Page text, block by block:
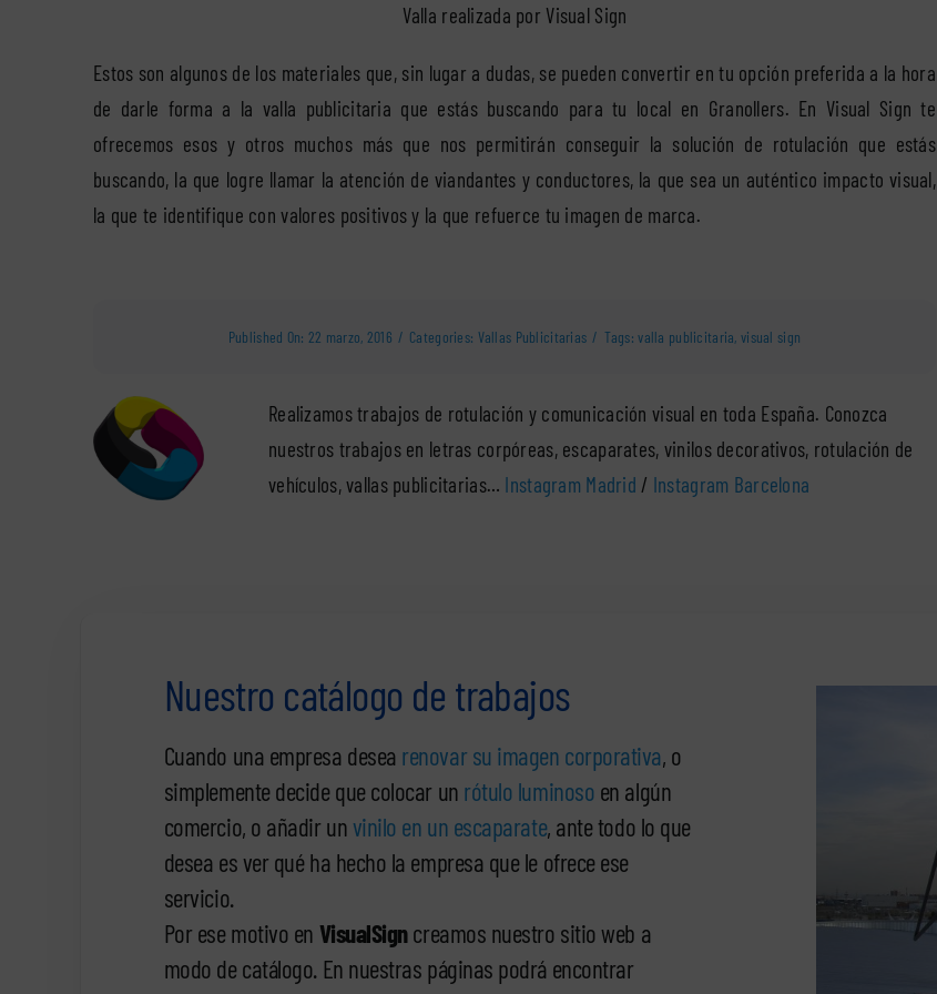
Valla realizada por Visual Sign
Estos son algunos de los materiales que, sin lugar a dudas, se pueden convertir en tu opción preferida a la hora
de darle forma a la valla publicitaria que estás buscando para tu local en Granollers. En Visual Sign te
ofrecemos esos y otros muchos más que nos permitirán conseguir la solución de rotulación que estás
buscando, la que logre llamar la atención de viandantes y conductores, la que sea un auténtico impacto visual,
la que te identifique con valores positivos y la que refuerce tu imagen de marca.
Published On: 22 marzo, 2016 / Categories: Vallas Publicitarias / Tags:valla publicitaria, visual sign
Realizamos trabajos de rotulación y comunicación visual en toda España. Conozca
nuestros trabajos en letras corpóreas, escaparates, vinilos decorativos, rotulación de
vehículos, vallas publicitarias… Instagram Madrid / Instagram Barcelona
Nuestro catálogo de trabajos
Cuando una empresa desea renovar su imagen corporativa, o
simplemente decide que colocar un rótulo luminoso en algún
comercio, o añadir unvinilo en un escaparate, ante todo lo que
desea es ver qué ha hecho la empresa que le ofrece ese
servicio.
Por ese motivo en VisualSigncreamos nuestro sitio web a
modo de catálogo. En nuestras páginas podrá encontrar